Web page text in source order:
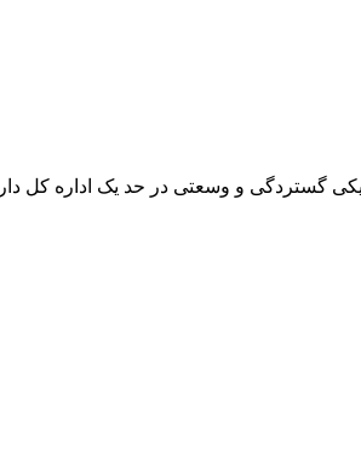
جهان البرز مطرح کرد : هیات انجمن های ورزشی با ۳۰ انجمن فعال، و ۵ رشته ورزشی المپیکی گستردگی و